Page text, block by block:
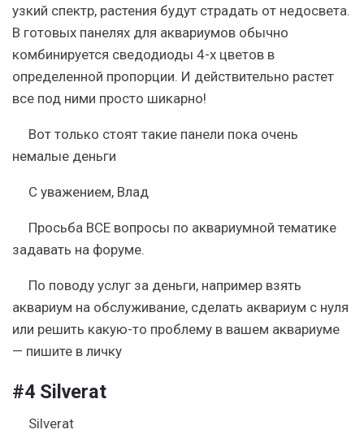
узкий спектр, растения будут страдать от недосвета.
В готовых панелях для аквариумов обычно
комбинируется сведодиоды 4-х цветов в
определенной пропорции. И действительно растет
все под ними просто шикарно!
Вот только стоят такие панели пока очень
немалые деньги
С уважением, Влад
Просьба ВСЕ вопросы по аквариумной тематике
задавать на форуме.
По поводу услуг за деньги, например взять
аквариум на обслуживание, сделать аквариум с нуля
или решить какую-то проблему в вашем аквариуме
— пишите в личку
#4 Silverat
Silverat